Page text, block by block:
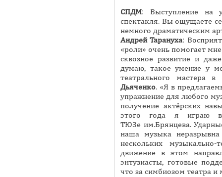
СПДМ: Выступление на
спектакля. Вы ощущаете
немного драматическим
Андрей Тарануха:
«роли» очень помогает
сквозное развитие и
думаю, такое умение у
театрального мастера
Дьяченко. «Я в
упражнение для любого
получение актёрских
этого года я играю
ТЮЗе им.Брянцева.
наша музыка
нескольких
движение в этом
энтузиасты, готовые
что за симбиозом театра